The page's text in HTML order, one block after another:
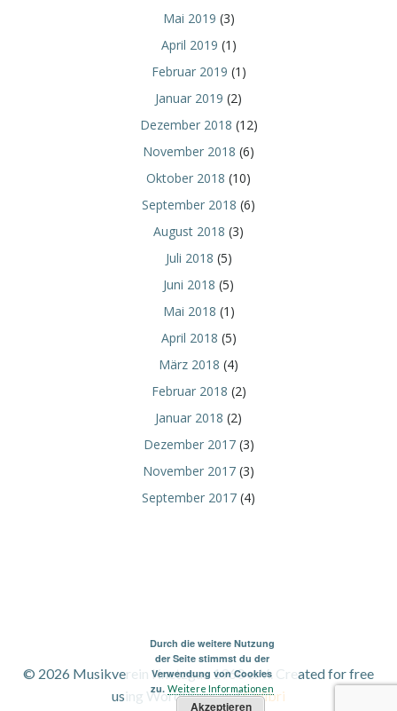
Mai 2019 (3)
April 2019 (1)
Februar 2019 (1)
Januar 2019 (2)
Dezember 2018 (12)
November 2018 (6)
Oktober 2018 (10)
September 2018 (6)
August 2018 (3)
Juli 2018 (5)
Juni 2018 (5)
Mai 2018 (1)
April 2018 (5)
März 2018 (4)
Februar 2018 (2)
Januar 2018 (2)
Dezember 2017(3)
November 2017 (3)
September 2017 (4)
© 2026 Musikverein Knetzgau 1960 e. V.. Created for free
using WordPress andColibri
Durch die weitere Nutzung
der Seite stimmst du der
Verwendung von Cookies
zu. Weitere Informationen
Akzeptieren